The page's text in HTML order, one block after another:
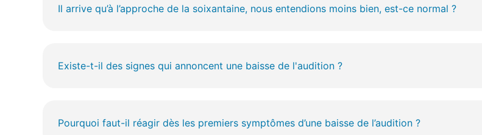
Il arrive qu’à l’approche de la soixantaine, nous entendions moins bien, est-ce normal ?
Existe-t-il des signes qui annoncent une baisse de l'audition ?
Pourquoi faut-il réagir dès les premiers symptômes d’une baisse de l’audition ?